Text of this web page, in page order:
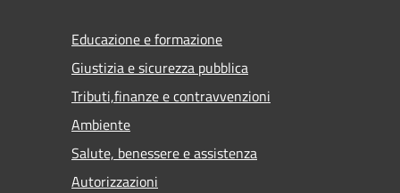
Educazione e formazione
Giustizia e sicurezza pubblica
Tributi,finanze e contravvenzioni
Ambiente
Salute, benessere e assistenza
Autorizzazioni